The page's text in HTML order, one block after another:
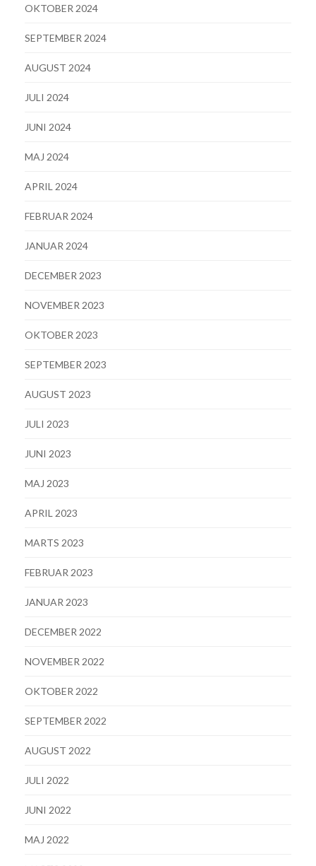
OKTOBER 2024
SEPTEMBER 2024
AUGUST 2024
JULI 2024
JUNI 2024
MAJ 2024
APRIL 2024
FEBRUAR 2024
JANUAR 2024
DECEMBER 2023
NOVEMBER 2023
OKTOBER 2023
SEPTEMBER 2023
AUGUST 2023
JULI 2023
JUNI 2023
MAJ 2023
APRIL 2023
MARTS 2023
FEBRUAR 2023
JANUAR 2023
DECEMBER 2022
NOVEMBER 2022
OKTOBER 2022
SEPTEMBER 2022
AUGUST 2022
JULI 2022
JUNI 2022
MAJ 2022